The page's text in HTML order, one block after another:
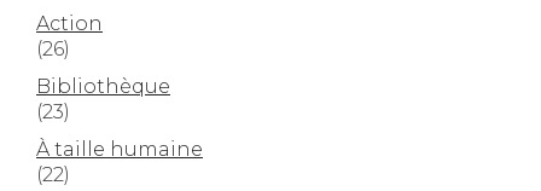
Action
(26)
Bibliothèque
(23)
À taille humaine
(22)